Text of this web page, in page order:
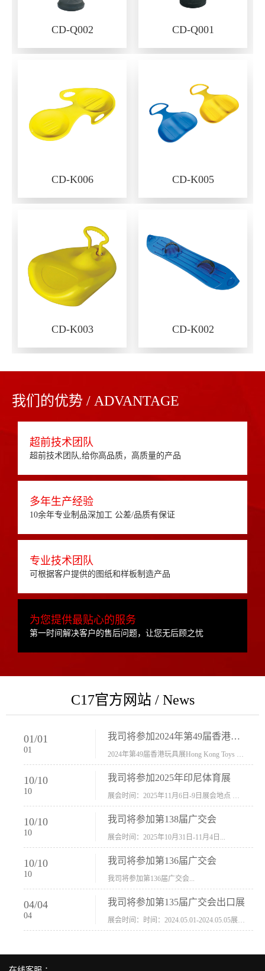
CD-Q002 CD-Q001
CD-K006 CD-K005
CD-K003 CD-K002
我们的优势 / ADVANTAGE
超前技术团队
超前技术团队,给你高品质，高质量的产品
多年生产经验
10余年专业制品深加工 公差/品质有保证
专业技术团队
可根据客户提供的图纸和样板制造产品
为您提供最贴心的服务
第一时间解决客户的售后问题，让您无后顾之忧
C17官方网站 / News
01/01
01
我司将参加2024年第49届香港玩具展Hong Kong Toys & Games Fair 欢迎新···
10/10
10
我司将参加2025年印尼体育展
10/10
10
我司将参加第138届广交会
展会时间：2025年10月31日-11月4日...
10/10
10
我司将参加第136届广交会
我司将参加第136届广交会...
04/04
04
我司将参加第135届广交会出口展
展会时间：时间：2024.05.01-2024.05.05展会地址：中国进出口商品交易会展馆福建康莱宝公司展位号12.1G37-38、H11-12，浙江康莱宝展位号17.1B23-24、C19-20...